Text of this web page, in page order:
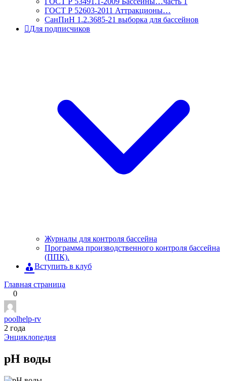
ГОСТ Р 52603-2011 Аттракционы…
СанПиН 1.2.3685-21 выборка для бассейнов
Для подписчиков
Журналы для контроля бассейна
Программа производственного контроля бассейна
(ППК).
Вступить в клуб
Главная страница
0
poolhelp-rv
2 года
Энциклопедия
pH воды